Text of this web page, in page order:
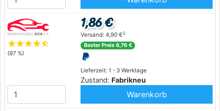
starstarstarstarstar_half
(97 %)
Lieferzeit: 1 - 3 Werktage
Zustand: Fabrikneu
1,86 €
Versand: 4,90 €2
Bester Preis 6,76 €
Warenkorb